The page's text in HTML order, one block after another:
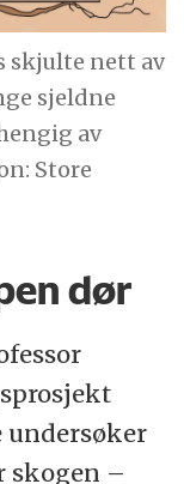
skjulte nett av
sjeldne
av
Store
dør
undersøker
skogen –